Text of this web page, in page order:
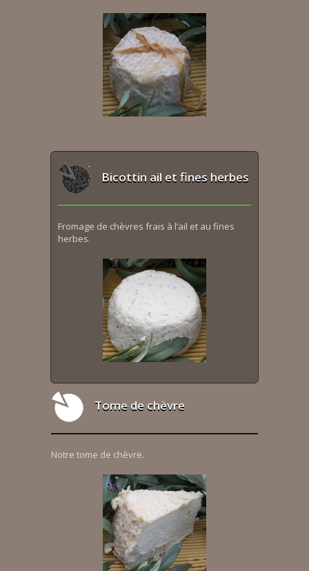
Bicottin ail et fines herbes
Fromage de chèvres frais à l’ail et au fines
herbes.
Tome de chèvre
Notre tome de chèvre.